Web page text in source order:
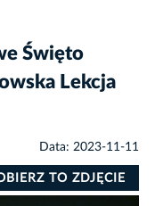
Święto
Lekcja
Data: 2023-11-11
TO ZDJĘCIE